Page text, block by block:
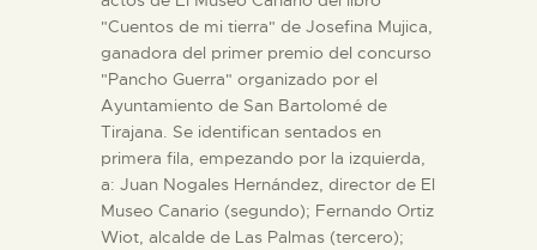
"Cuentos de mi tierra" de Josefina Mujica,
ganadora del primer premio del concurso
"Pancho Guerra" organizado por el
Ayuntamiento de San Bartolomé de
Tirajana. Se identifican sentados en
primera fila, empezando por la izquierda,
a: Juan Nogales Hernández, director de El
Museo Canario (segundo); Fernando Ortiz
Wiot, alcalde de Las Palmas (tercero);